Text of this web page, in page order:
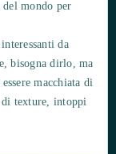
mondo per
da
bisogna dirlo, ma
macchiata di
di texture, intoppi